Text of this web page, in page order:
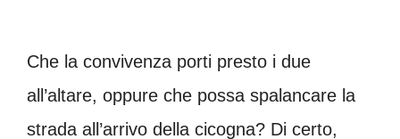
Che la convivenza porti presto i due
all’altare, oppure che possa spalancare la
strada all’arrivo della cicogna? Di certo,